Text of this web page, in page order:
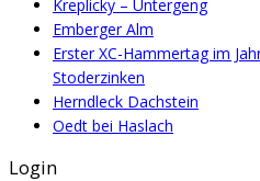
Kreplicky – Untergeng
Emberger Alm
Erster XC-Hammertag im
Stoderzinken
Herndleck Dachstein
Oedt bei Haslach
Login